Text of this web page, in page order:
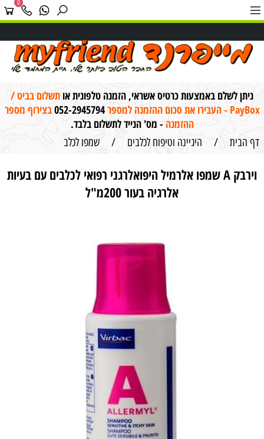
0
ניתן לשלם באמצעות כרטיס אשראי, הזמנה טלפונית או תשלום בביט /
PayBox - העבירו את סכום ההזמנה למספר
052-2945794בצירוף מספר
ההזמנה - מס' הנייד לתשלום בלבד.
דף הבית / היגיינה וטיפוח לכלבים / שמפו לכלב
וירבק A שמפו אלרמיל היפואלרגני רפואי לכלבים עם בעיות
אלרגיה בעור 200מ"ל